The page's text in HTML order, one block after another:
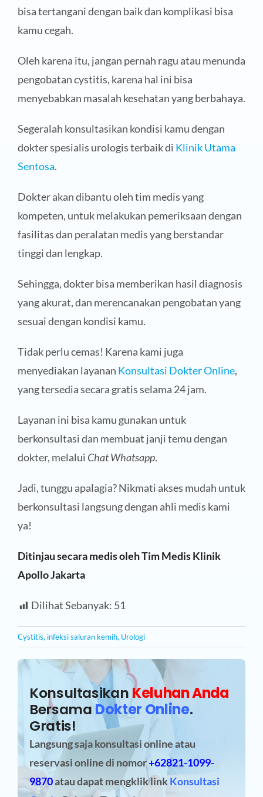
bisa tertangani dengan baik dan komplikasi bisa
kamu cegah.
Oleh karena itu, jangan pernah ragu atau menunda
pengobatan cystitis, karena hal ini bisa
menyebabkan masalah kesehatan yang berbahaya.
Segeralah konsultasikan kondisi kamu dengan
dokter spesialis urologis terbaik di Klinik Utama
Sentosa.
Dokter akan dibantu oleh tim medis yang
kompeten, untuk melakukan pemeriksaan dengan
fasilitas dan peralatan medis yang berstandar
tinggi dan lengkap.
Sehingga, dokter bisa memberikan hasil diagnosis
yang akurat, dan merencanakan pengobatan yang
sesuai dengan kondisi kamu.
Tidak perlu cemas! Karena kami juga
menyediakan layanan Konsultasi Dokter Online,
yang tersedia secara gratis selama 24 jam.
Layanan ini bisa kamu gunakan untuk
berkonsultasi dan membuat janji temu dengan
dokter, melalui Chat Whatsapp.
Jadi, tunggu apalagia? Nikmati akses mudah untuk
berkonsultasi langsung dengan ahli medis kami
ya!
Ditinjau secara medis oleh Tim Medis Klinik
Apollo Jakarta
Dilihat Sebanyak: 51
Cystitis, infeksi saluran kemih, Urologi
Konsultasikan Keluhan Anda
BersamaDokter Online.
Gratis!
Langsung saja konsultasi online atau
reservasi onlinedi nomor+62821-1099-
9870atau dapat mengklik linkKonsultasi